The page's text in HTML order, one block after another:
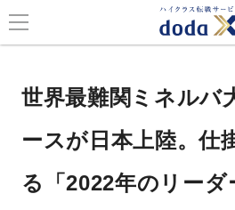
世界最難関ミネルバ
ースが日本上陸。仕
る「2022年のリーダ